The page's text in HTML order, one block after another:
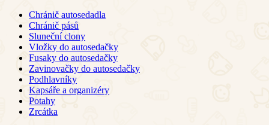
Chránič autosedadla
Chránič pásů
Sluneční clony
Vložky do autosedačky
Fusaky do autosedačky
Zavinovačky do autosedačky
Podhlavníky
Kapsáře a organizéry
Potahy
Zrcátka